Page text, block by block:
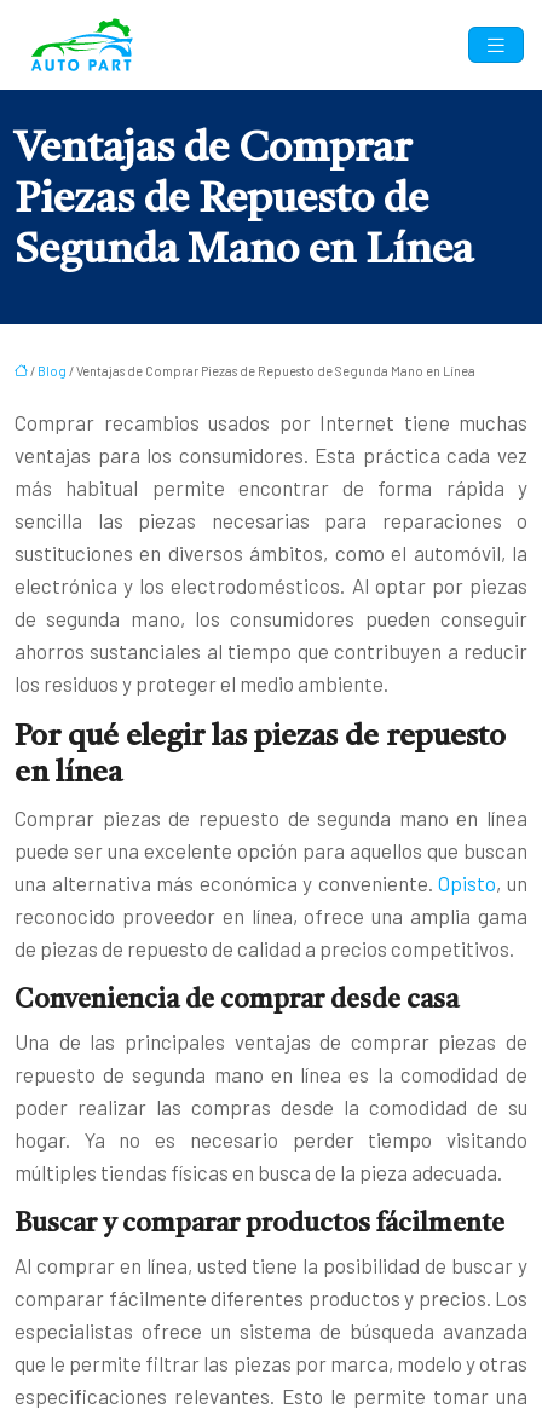
Ventajas de Comprar
Piezas de Repuesto de
Segunda Mano en Línea
/ Blog / Ventajas de Comprar Piezas de Repuesto de Segunda Mano en Línea
Comprar recambios usados por Internet tiene muchas
ventajas para los consumidores. Esta práctica cada vez
más habitual permite encontrar de forma rápida y
sencilla las piezas necesarias para reparaciones o
sustituciones en diversos ámbitos, como el automóvil, la
electrónica y los electrodomésticos. Al optar por piezas
de segunda mano, los consumidores pueden conseguir
ahorros sustanciales al tiempo que contribuyen a reducir
los residuos y proteger el medio ambiente.
Por qué elegir las piezas de repuesto
en línea
Comprar piezas de repuesto de segunda mano en línea
puede ser una excelente opción para aquellos que buscan
una alternativa más económica y conveniente.Opisto, un
reconocido proveedor en línea, ofrece una amplia gama
de piezas de repuesto de calidad a precios competitivos.
Conveniencia de comprar desde casa
Una de las principales ventajas de comprar piezas de
repuesto de segunda mano en línea es la comodidad de
poder realizar las compras desde la comodidad de su
hogar. Ya no es necesario perder tiempo visitando
múltiples tiendas físicas en busca de la pieza adecuada.
Buscar y comparar productos fácilmente
Al comprar en línea, usted tiene la posibilidad de buscar y
comparar fácilmente diferentes productos y precios. Los
especialistas ofrece un sistema de búsqueda avanzada
que le permite filtrar las piezas por marca, modelo y otras
especificaciones relevantes. Esto le permite tomar una